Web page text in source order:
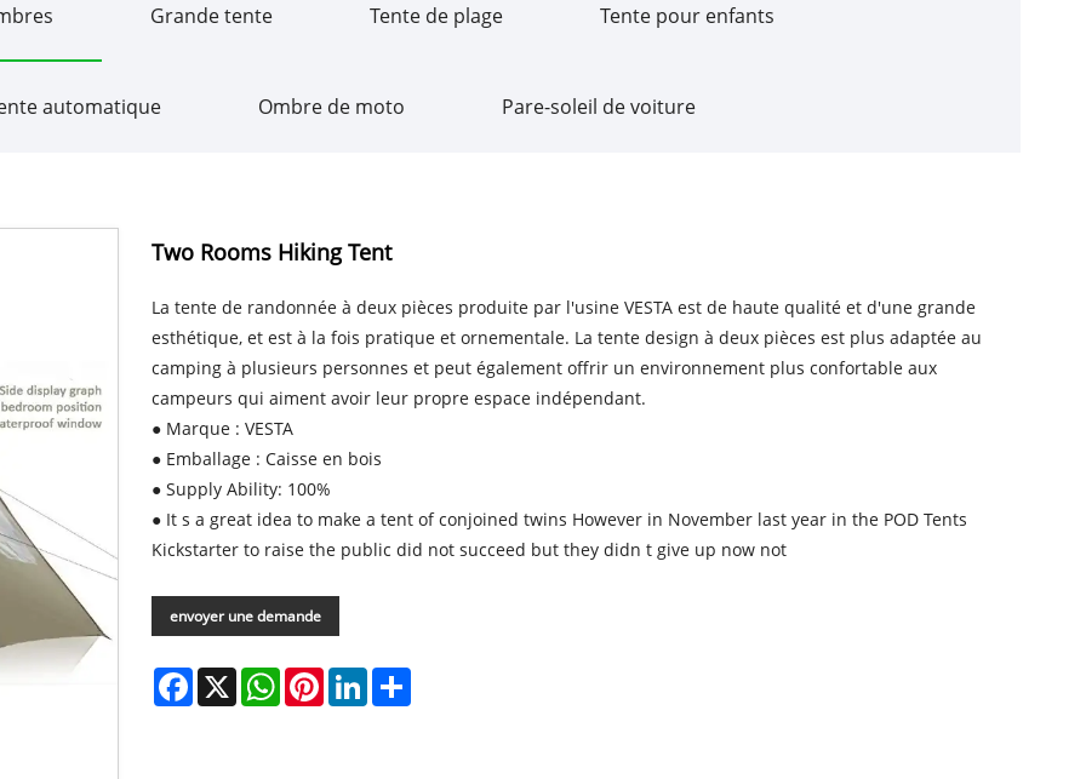
Grande tente Tente de plage Tente pour enfants
automatique Ombre de moto Pare-soleil de voiture
Two Rooms Hiking Tent
La tente de randonnée à deux pièces produite par l'usine VESTA est de haute qualité et d'une grande
esthétique, et est à la fois pratique et ornementale. La tente design à deux pièces est plus adaptée au
camping à plusieurs personnes et peut également offrir un environnement plus confortable aux
campeurs qui aiment avoir leur propre espace indépendant.
● Marque : VESTA
● Emballage : Caisse en bois
● Supply Ability: 100%
● It s a great idea to make a tent of conjoined twins However in November last year in the POD Tents
Kickstarter to raise the public did not succeed but they didn t give up now not
envoyer une demande
Facebook
X WhatsApp
PinterestLinkedIn